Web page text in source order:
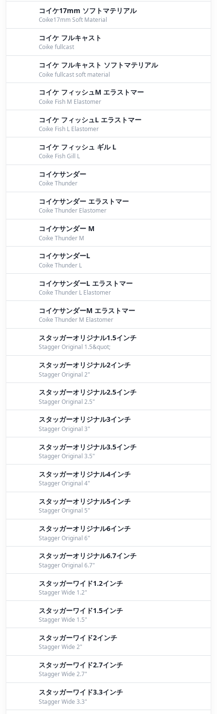
コイケ17mm ソフトマテリアル
Coike17mm Soft Material
コイケ フルキャスト
Coike fullcast
コイケ フルキャスト ソフトマテリアル
Coike fullcast soft material
コイケ フィッシュM エラストマー
Coike Fish M Elastomer
コイケ フィッシュL エラストマー
Coike Fish L Elastomer
コイケ フィッシュ ギル L
Coike Fish Gill L
コイケサンダー
Coike Thunder
コイケサンダー エラストマー
Coike Thunder Elastomer
コイケサンダー M
Coike Thunder M
コイケサンダーL
Coike Thunder L
コイケサンダーL エラストマー
Coike Thunder L Elastomer
コイケサンダーM エラストマー
Coike Thunder M Elastomer
スタッガーオリジナル1.5インチ
Stagger Original 1.5&quot;
スタッガーオリジナル2インチ
Stagger Original 2"
スタッガーオリジナル2.5インチ
Stagger Original 2.5"
スタッガーオリジナル3インチ
Stagger Original 3"
スタッガーオリジナル3.5インチ
Stagger Original 3.5"
スタッガーオリジナル4インチ
Stagger Original 4"
スタッガーオリジナル5インチ
Stagger Original 5"
スタッガーオリジナル6インチ
Stagger Original 6"
スタッガーオリジナル6.7インチ
Stagger Original 6.7"
スタッガーワイド1.2インチ
Stagger Wide 1.2"
スタッガーワイド1.5インチ
Stagger Wide 1.5"
スタッガーワイド2インチ
Stagger Wide 2"
スタッガーワイド2.7インチ
Stagger Wide 2.7"
スタッガーワイド3.3インチ
Stagger Wide 3.3"